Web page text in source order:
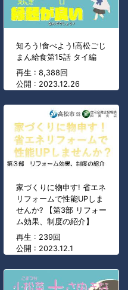
知ろう!食べよう!高松ごじ
まん給食第15話 タイ編
再生 : 8,388回
公開 : 2023.12.26
家づくりに物申す! 省エネ
リフォームで性能UPしま
せんか? 【第3部 リフォー
ム効果、制度の紹介】
再生 : 239回
公開 : 2023.12.1